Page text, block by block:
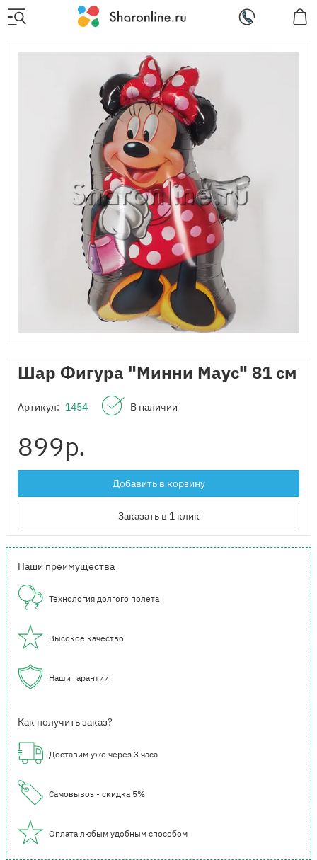
Шар Фигура "Минни Маус" 81 см
Артикул: 1454 В наличии
899р.
Добавить в корзину
Заказать в 1 клик
Наши преимущества
Технология долгого полета
Высокое качество
Наши гарантии
Как получить заказ?
Доставим уже через 3 часа
Самовывоз - скидка 5%
Оплата любым удобным способом